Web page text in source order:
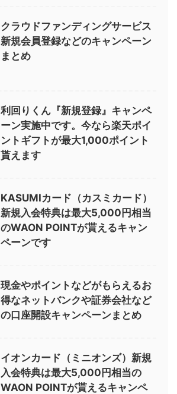
クラウドファンディングサービス
新規会員登録などのキャンペーン
まとめ
利回りくん『新規登録』キャンペ
ーン実施中です。今なら楽天ポイ
ントギフトが最大1,000ポイント
貰えます
KASUMIカード（カスミカード）
新規入会特典は最大5,000円相当
のWAON POINTが貰えるキャン
ペーンです
現金やポイントなどがもらえるお
得なネットバンクや証券会社など
の口座開設キャンペーンまとめ
イオンカード（ミニオンズ）新規
入会特典は最大5,000円相当の
WAON POINTが貰えるキャンペ